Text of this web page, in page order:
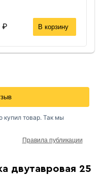
₽ В корзину
двутавровая 25
купил товар. Так мы
Правила публикации